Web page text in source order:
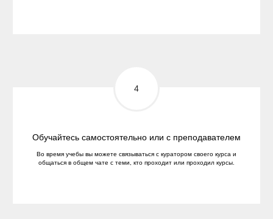
Обучайтесь самостоятельно или с преподавателем
Во время учебы вы можете связываться с куратором своего курса и
общаться в общем чате с теми, кто проходит или проходил курсы.